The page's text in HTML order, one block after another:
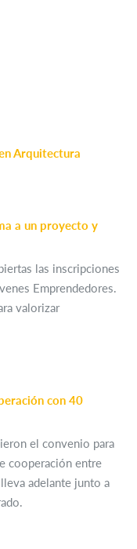
Arquitectura
a un proyecto y
las inscripciones
Emprendedores.
valorizar
con 40
el convenio para
cooperación entre
adelante junto a